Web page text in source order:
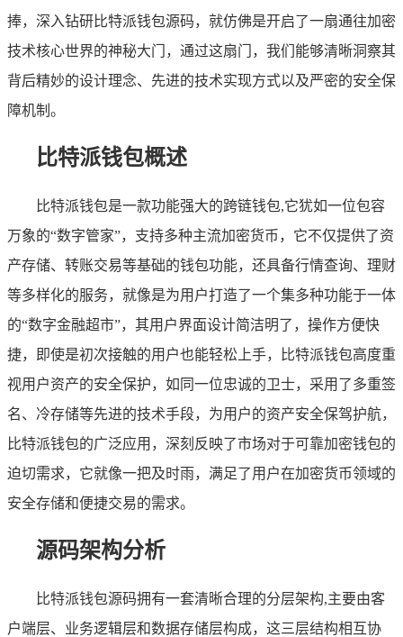
捧，深入钻研比特派钱包源码，就仿佛是开启了一扇通往加密
技术核心世界的神秘大门，通过这扇门，我们能够清晰洞察其
背后精妙的设计理念、先进的技术实现方式以及严密的安全保
障机制。
比特派钱包概述
比特派钱包是一款功能强大的跨链钱包,它犹如一位包容
万象的“数字管家”，支持多种主流加密货币，它不仅提供了资
产存储、转账交易等基础的钱包功能，还具备行情查询、理财
等多样化的服务，就像是为用户打造了一个集多种功能于一体
的“数字金融超市”，其用户界面设计简洁明了，操作方便快
捷，即使是初次接触的用户也能轻松上手，比特派钱包高度重
视用户资产的安全保护，如同一位忠诚的卫士，采用了多重签
名、冷存储等先进的技术手段，为用户的资产安全保驾护航，
比特派钱包的广泛应用，深刻反映了市场对于可靠加密钱包的
迫切需求，它就像一把及时雨，满足了用户在加密货币领域的
安全存储和便捷交易的需求。
源码架构分析
比特派钱包源码拥有一套清晰合理的分层架构,主要由客
户端层、业务逻辑层和数据存储层构成，这三层结构相互协